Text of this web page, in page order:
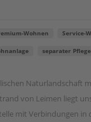
Wohnen Service-
separater
Naturlandschaft
von Leimen liegt
mit Verbindungen